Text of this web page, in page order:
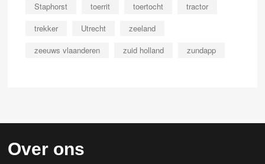
Staphorst
toerrit toertocht
tractor
trekker
Utrecht
zeeland
zeeuws vlaanderen
zuid holland zundapp
Over ons